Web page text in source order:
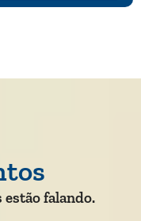
estão falando.